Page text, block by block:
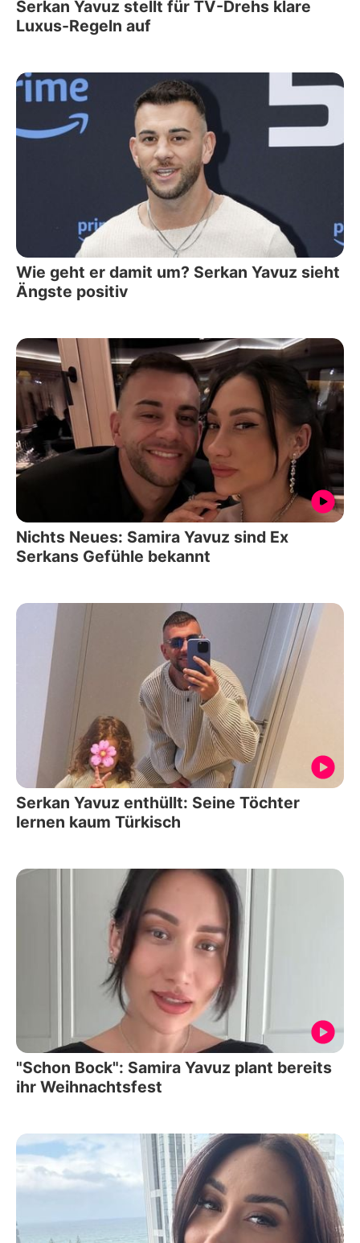
Serkan Yavuz stellt für TV-Drehs klare
Luxus-Regeln auf
Wie geht er damit um? Serkan Yavuz sieht
Ängste positiv
Nichts Neues: Samira Yavuz sind Ex
Serkans Gefühle bekannt
Serkan Yavuz enthüllt: Seine Töchter
lernen kaum Türkisch
"Schon Bock": Samira Yavuz plant bereits
ihr Weihnachtsfest